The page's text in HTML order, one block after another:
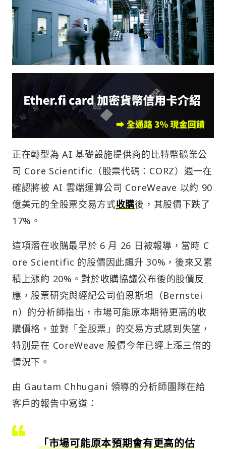
正在轉型為 AI 基礎設施提供商的比特幣礦業公
司 Core Scientific（股票代碼：CORZ）週一在
確認將被 AI 雲端運算公司 CoreWeave 以約 90
億美元的全股票交易方式收購後，其股價下跌了
17%。
這項潛在收購最早於 6 月 26 日被報導，當時 C
ore Scientific 的股價因此飆升 30%，後來又累
積上漲約 20%。對於收購協議公布後的股價反
應，股票研究與經紀公司伯恩斯坦（Bernstei
n）的分析師指出，市場可能原本期待更高的收
購價格，並對「全股票」的交易方式感到失望，
特別是在 CoreWeave 股價今年已經上漲三倍的
情況下。
由 Gautam Chhugani 領導的分析師團隊在給
客戶的報告中寫道：
「市場可能原本預期會有更高的估